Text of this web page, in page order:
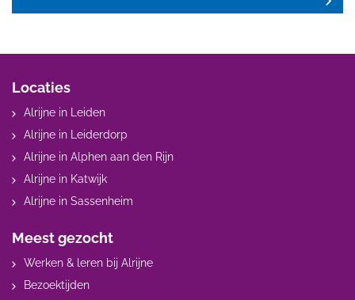
Locaties
Alrijne in Leiden
Alrijne in Leiderdorp
Alrijne in Alphen aan den Rijn
Alrijne in Katwijk
Alrijne in Sassenheim
Meest gezocht
Werken & leren bij Alrijne
Bezoektijden